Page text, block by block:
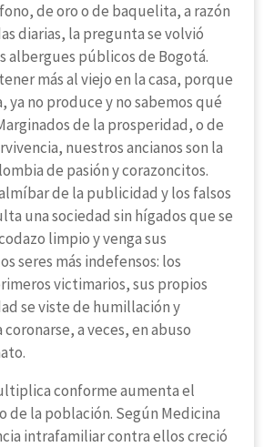
de oro o de baquelita, a razón
diarias, la pregunta se volvió
albergues públicos de Bogotá.
más al viejo en la casa, porque
ya no produce y no sabemos qué
de la prosperidad, o de
nuestros ancianos son la
de pasión y corazoncitos.
de la publicidad y los falsos
una sociedad sin hígados que se
limpio y venga sus
seres más indefensos: los
victimarios, sus propios
se viste de humillación y
a veces, en abuso
conforme aumenta el
de la población. Según Medicina
intrafamiliar contra ellos creció